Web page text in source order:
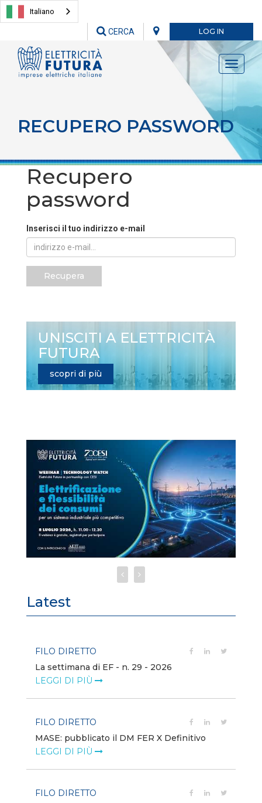
Italiano
LOG IN
CERCA
Toggle
RECUPERO PASSWORD
Recupero
password
Inserisci il tuo indirizzo e-mail
Recupera
UNISCITI A ELETTRICITÀ
FUTURA
scopri di più
Latest
FILO DIRETTO
La settimana di EF - n. 29 - 2026
LEGGI DI PIÙ
FILO DIRETTO
MASE: pubblicato il DM FER X Definitivo
LEGGI DI PIÙ
FILO DIRETTO